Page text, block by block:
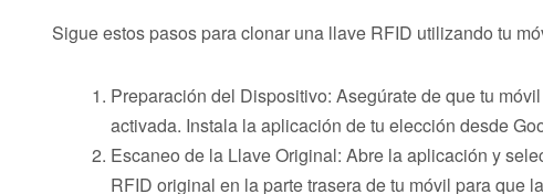
Sigue estos pasos para clonar una llave RFID utilizando tu
Preparación del Dispositivo: Asegúrate de que tu
activada. Instala la aplicación de tu elección desde
Escaneo de la Llave Original: Abre la aplicación y
RFID original en la parte trasera de tu móvil para que